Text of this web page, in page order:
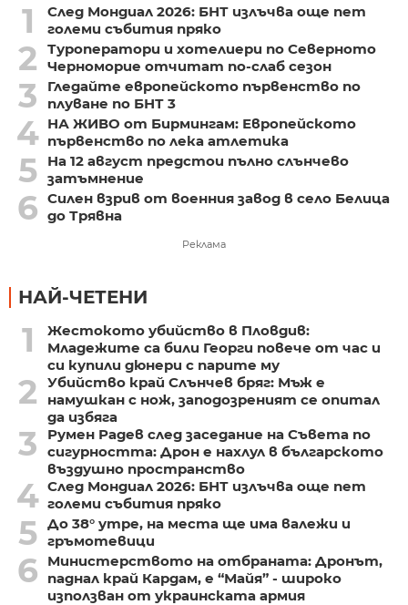
1
След Мондиал 2026: БНТ излъчва още пет
големи събития пряко
2
Туроператори и хотелиери по Северното
Черноморие отчитат по-слаб сезон
3
Гледайте европейското първенство по
плуване по БНТ 3
4 НА ЖИВО от Бирмингам: Европейското
първенство по лека атлетика
5
На 12 август предстои пълно слънчево
затъмнение
6 Силен взрив от военния завод в село Белица
до Трявна
Реклама
НАЙ-ЧЕТЕНИ
1
Жестокото убийство в Пловдив:
Младежите са били Георги повече от час и
си купили дюнери с парите му
2
Убийство край Слънчев бряг: Мъж е
намушкан с нож, заподозреният се опитал
да избяга
3
Румен Радев след заседание на Съвета по
сигурността: Дрон е нахлул в българското
въздушно пространство
4 След Мондиал 2026: БНТ излъчва още пет
големи събития пряко
5 До 38° утре, на места ще има валежи и
гръмотевици
6
Министерството на отбраната: Дронът,
паднал край Кардам, е “Майя” - широко
използван от украинската армия